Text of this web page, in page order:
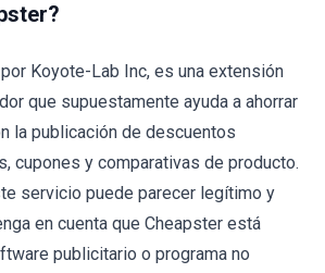
Koyote-Lab Inc, es una extensión
que supuestamente ayuda a ahorrar
la publicación de descuentos
cupones y comparativas de producto.
servicio puede parecer legítimo y
en cuenta que Cheapster está
publicitario o programa no